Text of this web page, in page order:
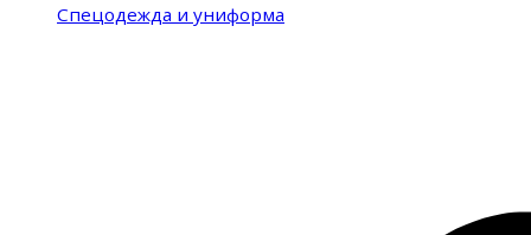
Спецодежда и униформа